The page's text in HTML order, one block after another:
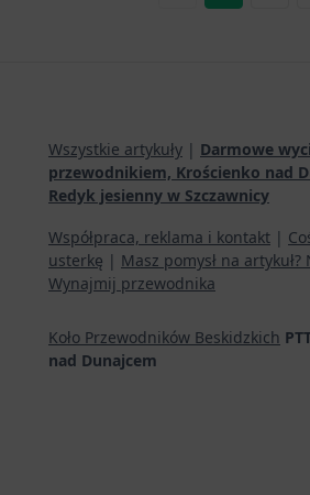
Wszystkie artykuły | Darmowe
przewodnikiem, Krościenko nad
Redyk jesienny w Szczawnicy
Współpraca, reklama i kontakt |
usterkę | Masz pomysł na
Wynajmij przewodnika
Koło Przewodników Beskidzkich
nad Dunajcem